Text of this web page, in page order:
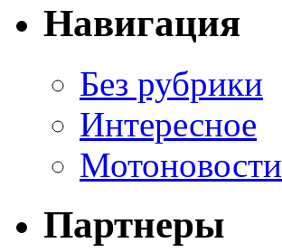
Навигация
Без рубрики
Интересное
Мотоновости
Партнеры